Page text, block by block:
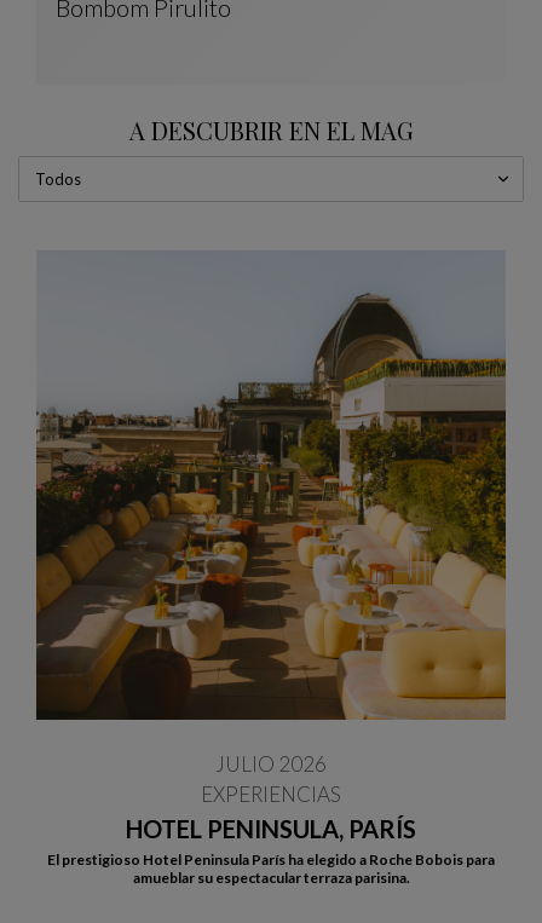
Bombom Pirulito
A DESCUBRIR EN EL MAG
HOTEL PENINSULA, PARÍS
JULIO 2026
EXPERIENCIAS
El prestigioso Hotel Peninsula París ha elegido a Roche Bobois para
amueblar su espectacular terraza parisina.